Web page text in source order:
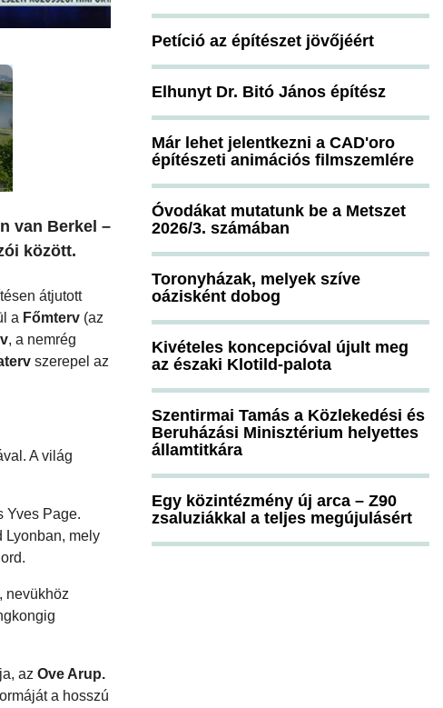
van Berkel –
között.
átjutott
a Főmterv (az
, a nemrég
szerepel az
A világ
Yves Page.
Lyonban, mely
nevükhöz
az Ove Arup.
a hosszú
Petíció az építészet jövőjéért
Elhunyt Dr. Bitó János építész
Már lehet jelentkezni a CAD'oro
építészeti animációs filmszemlére
Óvodákat mutatunk be a Metszet
2026/3. számában
Toronyházak, melyek szíve
oázisként dobog
Kivételes koncepcióval újult meg
az északi Klotild-palota
Szentirmai Tamás a Közlekedési és
Beruházási Minisztérium helyettes
államtitkára
Egy közintézmény új arca – Z90
zsaluziákkal a teljes megújulásért